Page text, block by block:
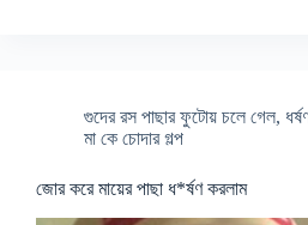
গুদের রস পাছার ফুটোয় চলে গেল,
মা কে চোদার গল্প
জোর করে মায়ের পাছা ধ*র্ষণ করলাম